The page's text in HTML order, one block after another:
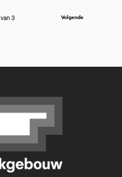
van 3 Volgende